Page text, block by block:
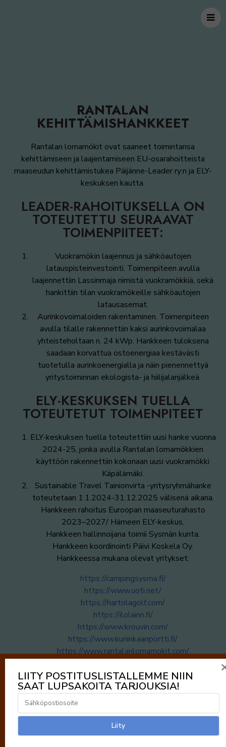
RANTALAN
KEHITTÄMISHANKKEET
Rantalan lomamökit ovat saaneet toimintansa
kehittämiseen ja laajentamiseen EU-osarahoitteista
maaseudun kehittämistukea Päijänne-Leader ry:n ja ELY-
keskuksen kautta.
LEADER-RAHOITUKSELLA ON
TOTEUTETTU SEURAAVAT
TOIMENPIITEET:
Vuokramökin laajennus ja sähköautojen
latauspisteinvestointi. Toimenpiteen avulla
laajennettiin Lassinmaja nimistä vuokramökkiä, sekä
hankittiin tilan vuokramökeille sähköautojen
latausasemat.
Aurinkovoimaloiden rakentaminen. Toimenpiteen
avulla tilalle rakennettiin kaksi aurinkovoimalaa
yhteisteholtaan n. 24 kWp. Hankkeen tuloksena
saadaan korvattua ostoenergiaa kestävästi
tuotetulla aurinkoenergialla ja näin pienennettyä
yritystoiminnan ekologista- ja hiilijalanjälkeä.
ELY-KESKUKSEN TUELLA
TOTEUTETUT TOIMENPITEET
ELY-keskuksen tuella toteutettiin uusi hanke vuonna
2024-25, jonka avulla Rantalan lomamökkien
käyttöön rakennettiin kokonaan uusi vuokramökki
Käpälämäki.
Sustainable Travel Tainionvirta -yritysryhmähanke
toteutetaan 1.1.2024-31.12.2025 välisenä aikana.
Hankkeen rahoitus Euroopan maaseuturahasto
2023–2027/ Hämeen ELY-keskus.
Hankkeen hallinnoijana toimii Sysmän kunta.
Hankkeen koordinointi Päivi Koskela Oy.
Hankkeessa mukana olevat yritykset:
https://campingsysma.fi/
https://www.uoti.net/
https://hartolagolf.com/
https://ilolainn.fi/
https://www.krouvin.com/
https://www.kuninkaanportti.fi/
https://www.rantalanlomamokit.com/
https://www.virtaankartano.fi/
https://www.purnu.com/
LIITY POSTITUSLISTALLEMME NIIN
SAAT LUPSAKOITA TARJOUKSIA!